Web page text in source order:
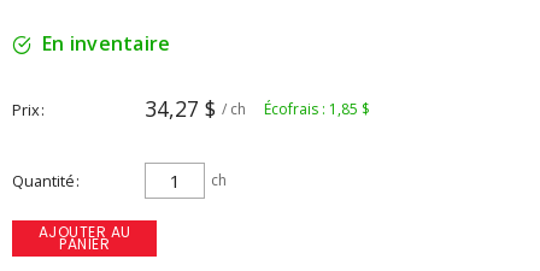
En inventaire
Prix 34,27 $ / ch Écofrais : 1,85 $
Quantité ch
AJOUTER AU
PANIER